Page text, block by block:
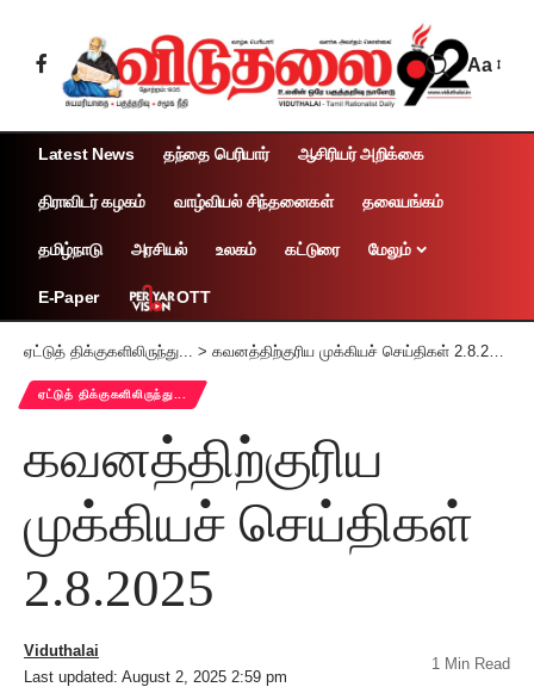
Aa
Latest News தந்தை பெரியார் ஆசிரியர் அறிக்கை
திராவிடர் கழகம் வாழ்வியல் சிந்தனைகள் தலையங்கம்
தமிழ்நாடு அரசியல் உலகம் கட்டுரை மேலும்
E-Paper OTT
ஏட்டுத் திக்குகளிலிருந்து... > கவனத்திற்குரிய முக்கியச் செய்திகள் 2.8.2025
ஏட்டுத் திக்குகளிலிருந்து...
கவனத்திற்குரிய
முக்கியச் செய்திகள்
2.8.2025
Last updated: August 2, 2025 2:59 pm
Viduthalai
1 Min Read